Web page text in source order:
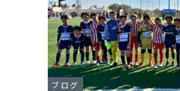
ブログ